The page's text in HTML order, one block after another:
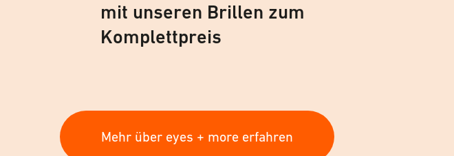
mit unseren Brillen zum
Komplettpreis
Mehr über eyes + more erfahren